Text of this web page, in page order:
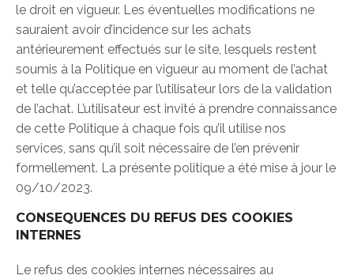
le droit en vigueur. Les éventuelles modifications ne
sauraient avoir d’incidence sur les achats
antérieurement effectués sur le site, lesquels restent
soumis à la Politique en vigueur au moment de l’achat
et telle qu’acceptée par l’utilisateur lors de la validation
de l’achat. L’utilisateur est invité à prendre connaissance
de cette Politique à chaque fois qu’il utilise nos
services, sans qu’il soit nécessaire de l’en prévenir
formellement. La présente politique a été mise à jour le
09/10/2023.
CONSEQUENCES DU REFUS DES COOKIES
INTERNES
Le refus des cookies internes nécessaires au